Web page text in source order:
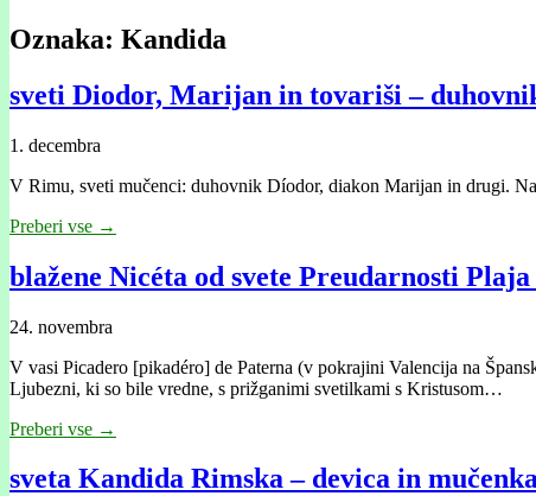
Oznaka: Kandida
sveti Diodor, Marijan in tovariši –
1. decembra
V Rimu, sveti mučenci: duhovnik Díodor, diakon Marijan in drugi.
Preberi vse →
blažene Nicéta od svete Preudarnosti
24. novembra
V vasi Picadero [pikadéro] de Paterna (v pokrajini Valencija na
Ljubezni, ki so bile vredne, s prižganimi svetilkami s Kristusom…
Preberi vse →
sveta Kandida Rimska – devica in